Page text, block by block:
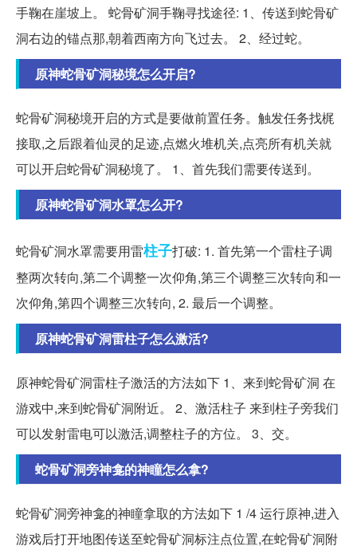
手鞠在崖坡上。 蛇骨矿洞手鞠寻找途径: 1、传送到蛇骨矿
洞右边的锚点那,朝着西南方向飞过去。 2、经过蛇。
原神蛇骨矿洞秘境怎么开启?
蛇骨矿洞秘境开启的方式是要做前置任务。触发任务找梶
接取,之后跟着仙灵的足迹,点燃火堆机关,点亮所有机关就
可以开启蛇骨矿洞秘境了。 1、首先我们需要传送到。
原神蛇骨矿洞水罩怎么开?
蛇骨矿洞水罩需要用雷柱子打破: 1. 首先第一个雷柱子调
整两次转向,第二个调整一次仰角,第三个调整三次转向和一
次仰角,第四个调整三次转向, 2. 最后一个调整。
原神蛇骨矿洞雷柱子怎么激活?
原神蛇骨矿洞雷柱子激活的方法如下 1、来到蛇骨矿洞 在
游戏中,来到蛇骨矿洞附近。 2、激活柱子 来到柱子旁我们
可以发射雷电可以激活,调整柱子的方位。 3、交。
蛇骨矿洞旁神龛的神瞳怎么拿?
蛇骨矿洞旁神龛的神瞳拿取的方法如下 1 /4 运行原神,进入
游戏后打开地图传送至蛇骨矿洞标注点位置,在蛇骨矿洞附